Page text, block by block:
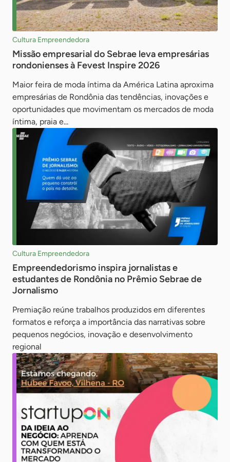
Cultura Empreendedora
Missão empresarial do Sebrae leva empresárias
rondonienses à Fevest Inspire 2026
Maior feira de moda íntima da América Latina aproxima
empresárias de Rondônia das tendências, inovações e
oportunidades que movimentam os mercados de moda
íntima, praia e...
Cultura Empreendedora
Empreendedorismo inspira jornalistas e
estudantes de Rondônia no Prêmio Sebrae de
Jornalismo
Premiação reúne trabalhos produzidos em diferentes
formatos e reforça a importância das narrativas sobre
pequenos negócios, inovação e desenvolvimento
regional